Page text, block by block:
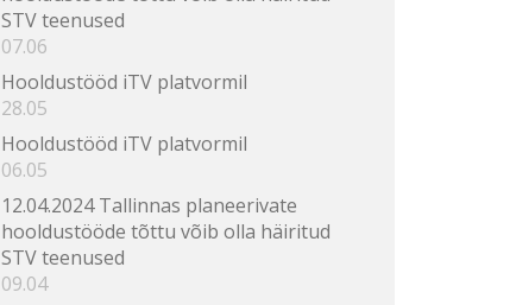
STV teenused
07.06
Hooldustööd iTV platvormil
28.05
Hooldustööd iTV platvormil
06.05
12.04.2024 Tallinnas planeerivate
hooldustööde tõttu võib olla häiritud
STV teenused
09.04